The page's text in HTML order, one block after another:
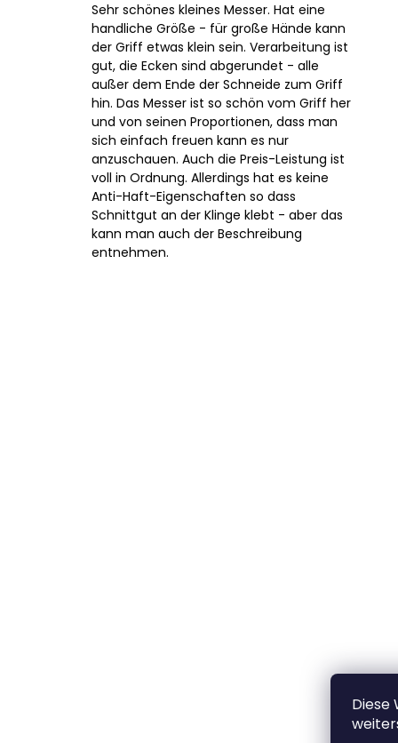
Diese
Sehr schönes kleines Messer. Hat eine
handliche Größe - für große Hände kann
der Griff etwas klein sein. Verarbeitung ist
gut, die Ecken sind abgerundet - alle
außer dem Ende der Schneide zum Griff
hin. Das Messer ist so schön vom Griff her
und von seinen Proportionen, dass man
sich einfach freuen kann es nur
anzuschauen. Auch die Preis-Leistung ist
voll in Ordnung. Allerdings hat es keine
Anti-Haft-Eigenschaften so dass
Schnittgut an der Klinge klebt - aber das
kann man auch der Beschreibung
entnehmen.